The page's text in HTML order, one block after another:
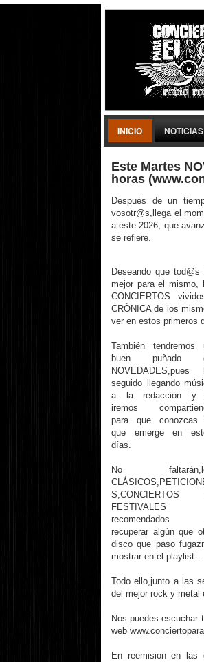
INICIO NOTICIAS
Este Martes
horas
Después de un
vosotr@s,llega el
a este 2026, que
se refiere.
Deseando que
mejor para el mismo,
CONCIERTOS
CRÓNICA de los
ver en estos primeros
También tendremos
buen puñado
NOVEDADES,pues
seguido llegando
a la redacción y
iremos
para que conozcas
que emerge en
días.
No
FESTIVALES
recomendados
recuperar algún que
disco que paso
mostrar en el playlist...
Todo ello,junto a las
del mejor rock y metal
Nos puedes escuchar
web
En reemision en las